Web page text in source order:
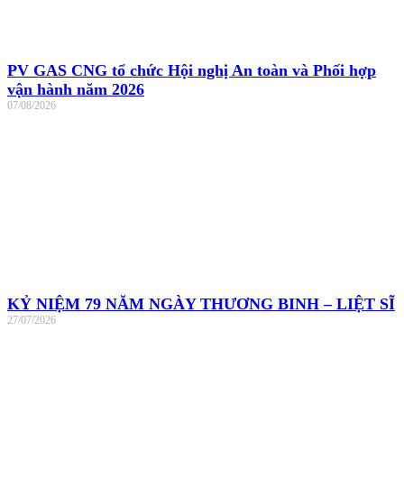
PV GAS CNG tổ chức Hội nghị An toàn và Phối hợp
vận hành năm 2026
07/08/2026
KỶ NIỆM 79 NĂM NGÀY THƯƠNG BINH – LIỆT SĨ
27/07/2026